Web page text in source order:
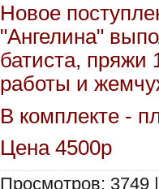
Новое
"Ангелина"
батиста, пряжи
работы и
В комплекте -
Цена 4500р
Просмотров: 3749